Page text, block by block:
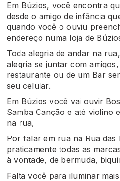
Em Búzios, você encontra
desde o amigo de infância
quando você o ouviu
endereço numa loja de
Toda alegria de andar na
alegria se juntar com
restaurante ou de um Bar
seu celular.
Em Búzios você vai ouvir
Samba Canção e até violino
na rua,
Por falar em rua na Rua das
praticamente todas as
à vontade, de bermuda,
Falta você para iluminar